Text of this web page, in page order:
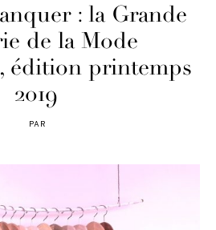
: la Grande
de la Mode
édition printemps
2019
PAR